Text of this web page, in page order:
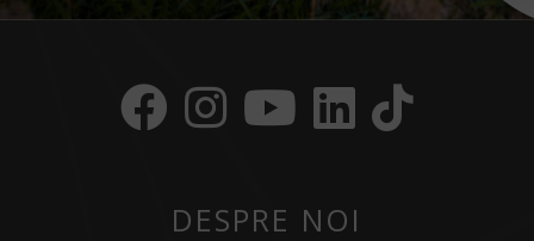
DESPRE NOI